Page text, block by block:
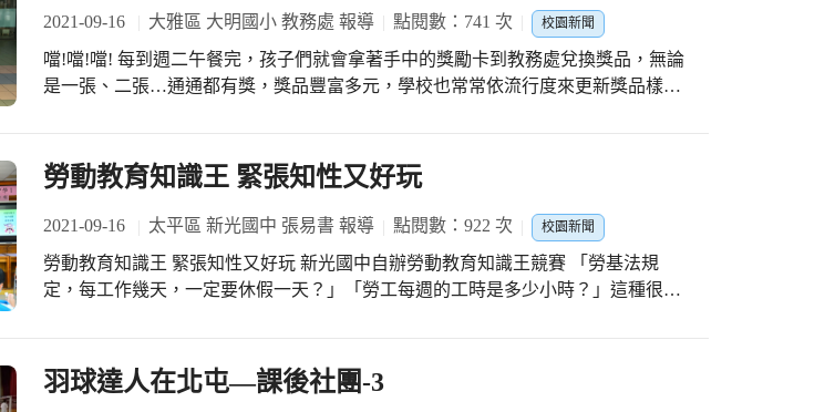
2021-09-16 大雅區 大明國小 教務處 報導 點閱數：741 次 校園新聞
噹!噹!噹! 每到週二午餐完，孩子們就會拿著手中的獎勵卡到教務處兌換獎品，無論
是一張、二張…通通都有獎，獎品豐富多元，學校也常常依流行度來更新獎品樣式
有我想要的公仔了~』孩子們開心的拿出扭蛋中的禮物，臉上盡是笑容。用十張獎卡
更可以扭到由家長會提供的大隻的絨毛娃娃，孩子們拿著禮物回班上時，更是大家
羨慕的對象。 學校老師對於本校的獎勵制度很是讚許，教務主任詹主任說:『學校的
獎勵卡是隨著學校頒獎時，隨著獎狀發下，或是學生累積榮譽卡、背誦古文和英語
得到的，無論是比賽成績好、或是平時表現好、認真背誦，人人皆可獲得。』 六年
級大哥哥大姊姊更是協助兌換扭蛋禮物的好幫手，六年級何老師說:『很感謝學校給
勞動教育知識王 緊張知性又好玩
2021-09-16 太平區 新光國中 張易書 報導 點閱數：922 次 校園新聞
勞動教育知識王 緊張知性又好玩 新光國中自辦勞動教育知識王競賽 「勞基法規
定，每工作幾天，一定要休假一天？」「勞工每週的工時是多少小時？」這種很實
獎品，只要前八名，更有大獎，如果進到前三名，還有藍芽喇叭、藍芽耳機、行動
電源！這麼豐盛的禮物，就是希望鼓勵新光國中的孩子，除了課本知識之外，要具
羽球達人在北屯—課後社團-3